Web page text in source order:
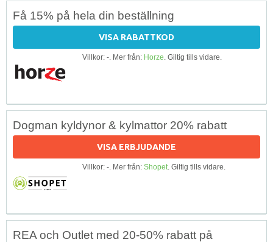
Få 15% på hela din beställning
VISA RABATTKOD
Villkor: -. Mer från: Horze. Giltig tills vidare.
Dogman kyldynor & kylmattor 20% rabatt
VISA ERBJUDANDE
Villkor: -. Mer från: Shopet. Giltig tills vidare.
REA och Outlet med 20-50% rabatt på